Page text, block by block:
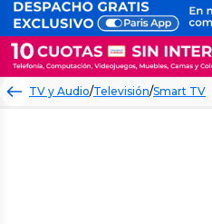
TV y Audio/Televisión/Smart TV